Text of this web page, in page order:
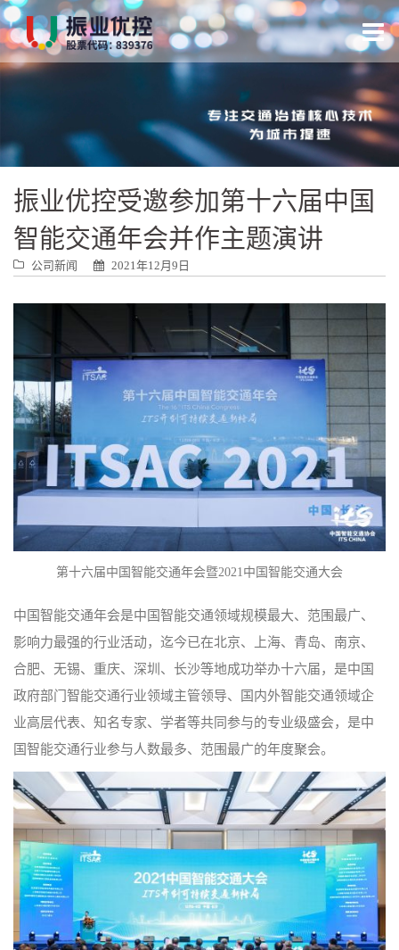
跳
转
到
内
振业优控受邀参加第十六届中国
智能交通年会并作主题演讲
公司新闻 2021年12月9日
第十六届中国智能交通年会暨2021中国智能交通大会
中国智能交通年会是中国智能交通领域规模最大、范围最广、
影响力最强的行业活动，迄今已在北京、上海、青岛、南京、
合肥、无锡、重庆、深圳、长沙等地成功举办十六届，是中国
政府部门智能交通行业领域主管领导、国内外智能交通领域企
业高层代表、知名专家、学者等共同参与的专业级盛会，是中
国智能交通行业参与人数最多、范围最广的年度聚会。